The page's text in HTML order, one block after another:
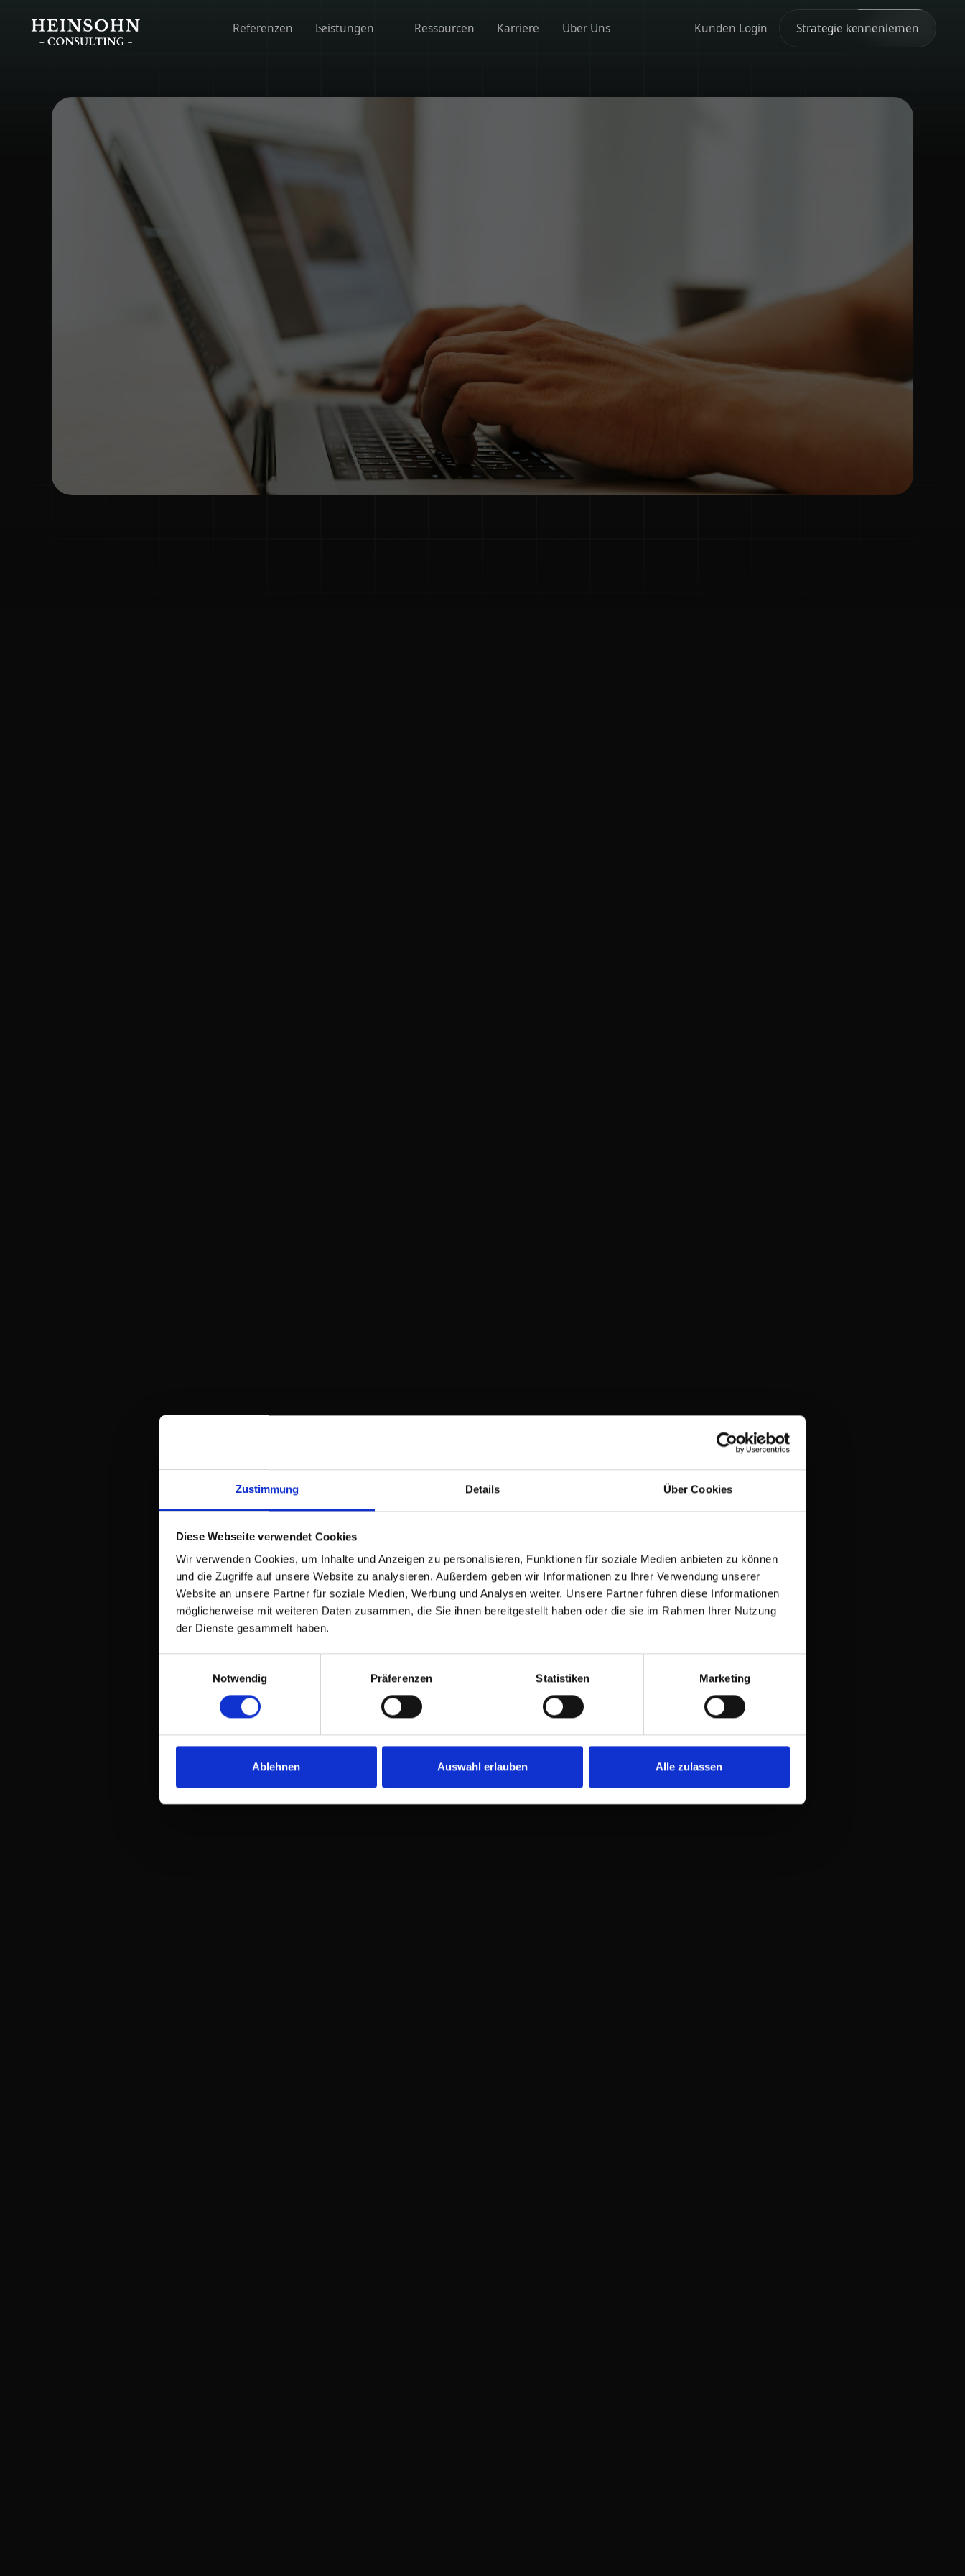
Zustimmung Details Über Cookies
Diese Webseite verwendet Cookies
Wir verwenden Cookies, um Inhalte und Anzeigen zu personalisieren, Funktionen für soziale Medien anbieten zu können
und die Zugriffe auf unsere Website zu analysieren. Außerdem geben wir Informationen zu Ihrer Verwendung unserer
Website an unsere Partner für soziale Medien, Werbung und Analysen weiter. Unsere Partner führen diese Informationen
möglicherweise mit weiteren Daten zusammen, die Sie ihnen bereitgestellt haben oder die sie im Rahmen Ihrer Nutzung
der Dienste gesammelt haben.
Notwendig
Präferenzen Statistiken Marketing
Ablehnen Auswahl erlauben Alle zulassen
Referenzen Leistungen Ressourcen Karriere Über Uns Kunden Login Strategie kennenlernen
+22 Berufsgruppen